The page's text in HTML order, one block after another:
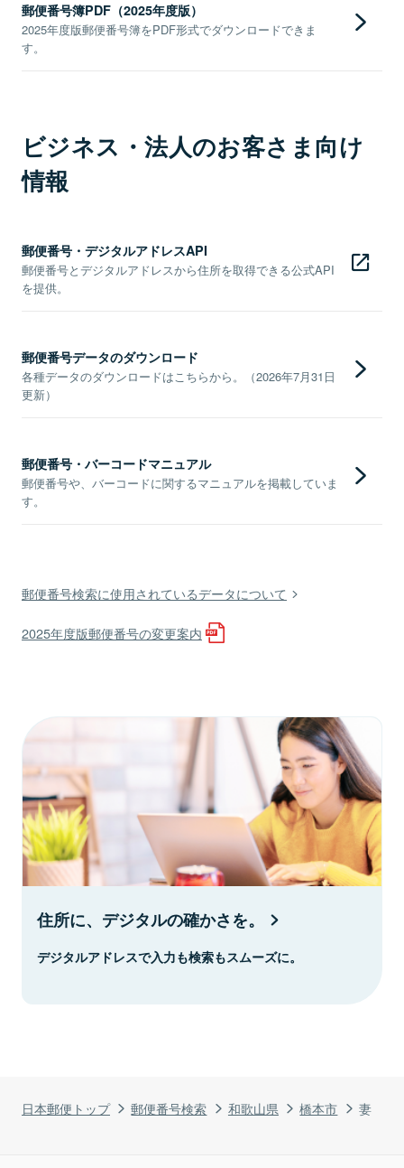
日本郵便トップ 郵便番号検索 和歌山県 橋本市 妻
郵便番号簿PDF（2025年度版）
2025年度版郵便番号簿をPDF形式でダウンロードできま
す。
ビジネス・法人のお客さま向け
情報
郵便番号・デジタルアドレスAPI
郵便番号とデジタルアドレスから住所を取得できる公式API
を提供。
郵便番号データのダウンロード
各種データのダウンロードはこちらから。（2026年7月31日
更新）
郵便番号・バーコードマニュアル
郵便番号や、バーコードに関するマニュアルを掲載していま
す。
郵便番号検索に使用されているデータについて
2025年度版郵便番号の変更案内
住所に、デジタルの確かさを。
デジタルアドレスで入力も検索もスムーズに。